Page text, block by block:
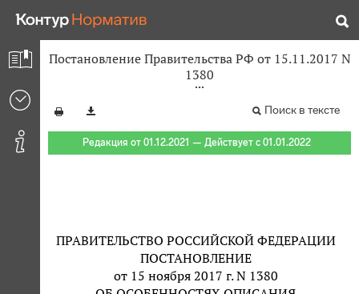
Постановление Правительства РФ от 15.11.2017 N
1380
Поиск в тексте
Редакция от 01.12.2021 — Действует с 01.01.2022
ПРАВИТЕЛЬСТВО РОССИЙСКОЙ ФЕДЕРАЦИИ
ПОСТАНОВЛЕНИЕ
от 15 ноября 2017 г. N 1380